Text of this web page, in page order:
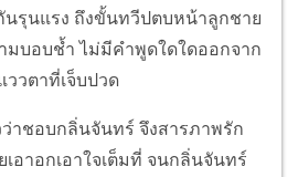
นรุนแรง ถึงขั้นทวีปตบหน้าลูกชาย
มบอบช้ำ ไม่มีคำพูดใดใดออกจาก
วตาที่เจ็บปวด
าชอบกลิ่นจันทร์ จึงสารภาพรัก
อาอกเอาใจเต็มที่ จนกลิ่นจันทร์